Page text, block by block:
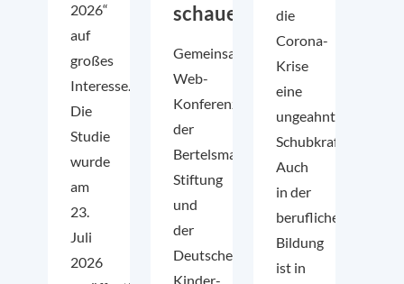
2026“
auf
großes
Interesse.
Die
Studie
wurde
am
23.
Juli
2026
schauen“
Gemeinsame
Web-
Konferenz
der
Bertelsmann
Stiftung
und
der
Deutschen
Kinder-
die
Corona-
Krise
eine
ungeahnte
Schubkraft.
Auch
in der
beruflichen
Bildung
ist in